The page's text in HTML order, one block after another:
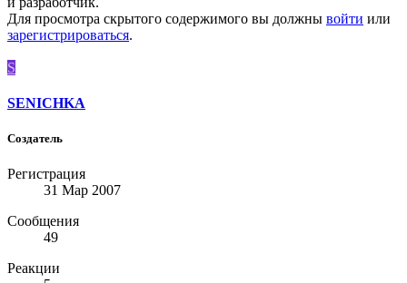
Для просмотра скрытого содержимого вы должны войти или
зарегистрироваться.
S
SENICHKA
Создатель
Регистрация
31 Мар 2007
Сообщения
49
Реакции